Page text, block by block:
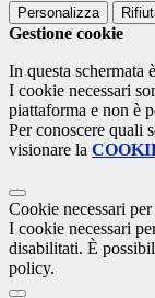
Personalizza
Gestione cookie
In questa schermata
I cookie necessari
piattaforma e non è
Per conoscere quali
visionare la
Cookie necessari
I cookie necessari
disabilitati. È
policy.